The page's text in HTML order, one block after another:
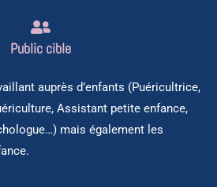
Public cible
auprès d’enfants (Puéricultrice,
Assistant petite enfance,
mais également les